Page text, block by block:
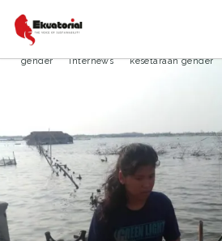
ARTIKEL
gender Internews kesetaraan gender